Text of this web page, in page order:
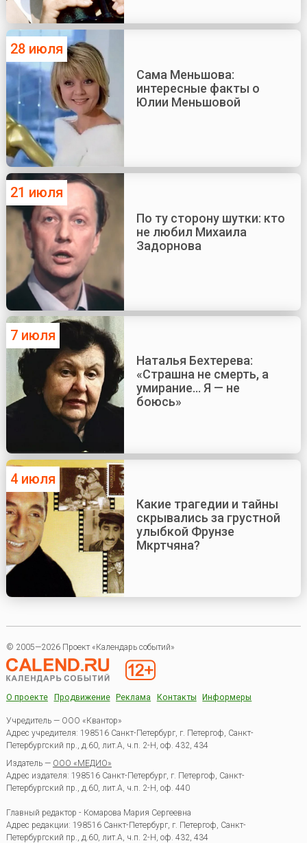
28 июля
Сама Меньшова:
интересные факты о
Юлии Меньшовой
21 июля
По ту сторону шутки: кто
не любил Михаила
Задорнова
7 июля
Наталья Бехтерева:
«Страшна не смерть, а
умирание... Я — не
боюсь»
4 июля
Какие трагедии и тайны
скрывались за грустной
улыбкой Фрунзе
Мкртчяна?
© 2005—2026 Проект «Календарь событий»
О проекте Продвижение Реклама Контакты Информеры
Учредитель — ООО «Квантор»
Адрес учредителя: 198516 Санкт-Петербург, г. Петергоф, Санкт-
Петербургский пр., д.60, лит.А, ч.п. 2-Н, оф. 432, 434
Издатель — ООО «МЕДИО»
Адрес издателя: 198516 Санкт-Петербург, г. Петергоф, Санкт-
Петербургский пр., д.60, лит.А, ч.п. 2-Н, оф. 440
Главный редактор - Комарова Мария Сергеевна
Адрес редакции: 198516 Санкт-Петербург, г. Петергоф, Санкт-
Петербургский пр., д.60, лит.А, ч.п. 2-Н, оф. 432, 434